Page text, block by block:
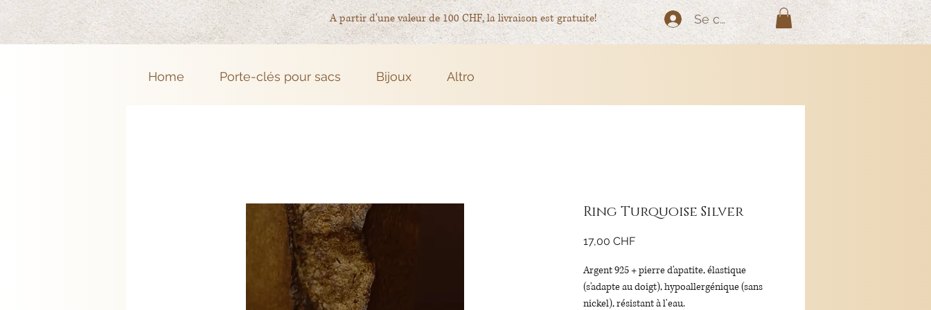
A partir d'une valeur de 100 CHF, la livraison est gratuite! Se connecter
Home Porte-clés pour sacs Bijoux Altro
Ring Turquoise Silver
17,00 CHFPrix
Argent 925 + pierre d'apatite, élastique
(s'adapte au doigt), hypoallergénique (sans
nickel), résistant à l'eau.